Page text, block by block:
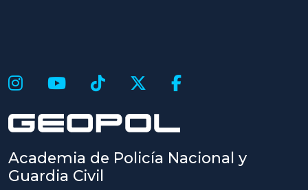
Academia de Policía Nacional y
Guardia Civil